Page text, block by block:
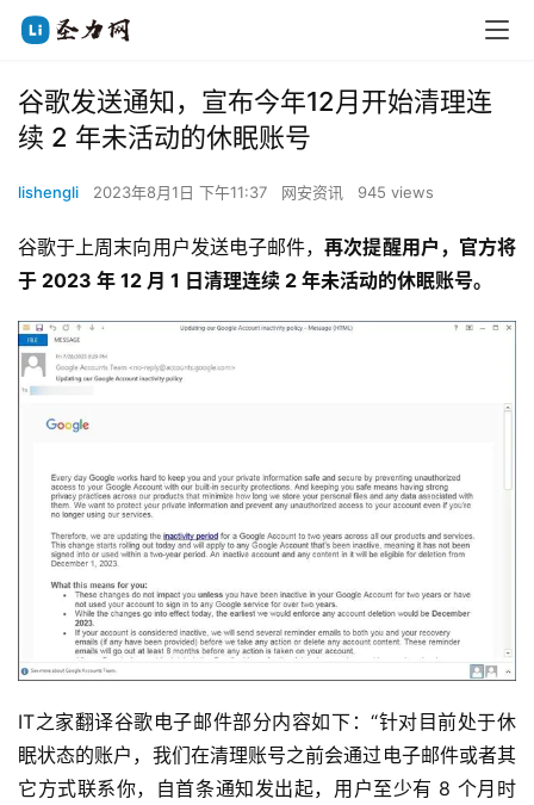
谷歌发送通知，宣布今年12月开始清理连
续 2 年未活动的休眠账号
lishengli 2023年8月1日 下午11:37 网安资讯 945 views
谷歌于上周末向用户发送电子邮件，再次提醒用户，官方将
于 2023 年 12 月 1 日清理连续 2 年未活动的休眠账号。
IT之家翻译谷歌电子邮件部分内容如下：“针对目前处于休
眠状态的账户，我们在清理账号之前会通过电子邮件或者其
它方式联系你，自首条通知发出起，用户至少有 8 个月时